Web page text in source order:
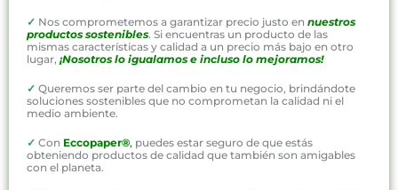
✓ Nos comprometemos a garantizar precio justo en nuestros
productos sostenibles. Si encuentras un producto de las
mismas características y calidad a un precio más bajo en otro
lugar, ¡Nosotros lo igualamos e incluso lo mejoramos!
✓ Queremos ser parte del cambio en tu negocio, brindándote
soluciones sostenibles que no comprometan la calidad ni el
medio ambiente.
✓ Con Eccopaper®, puedes estar seguro de que estás
obteniendo productos de calidad que también son amigables
con el planeta.